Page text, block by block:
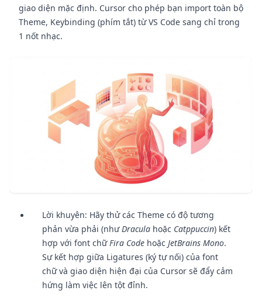
giao diện mặc định. Cursor cho phép bạn import toàn bộ
Theme, Keybinding (phím tắt) từ VS Code sang chỉ trong
1 nốt nhạc.
Lời khuyên: Hãy thử các Theme có độ tương
phản vừa phải (nhưDracula hoặc Catppuccin) kết
hợp với font chữFira Code hoặc JetBrains Mono.
Sự kết hợp giữa Ligatures (ký tự nối) của font
chữ và giao diện hiện đại của Cursor sẽ đẩy cảm
hứng làm việc lên tột đỉnh.